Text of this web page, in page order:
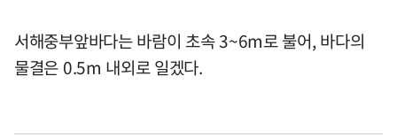
서해중부앞바다는 바람이 초속 3~6m로 불어, 바다의
물결은 0.5m 내외로 일겠다.